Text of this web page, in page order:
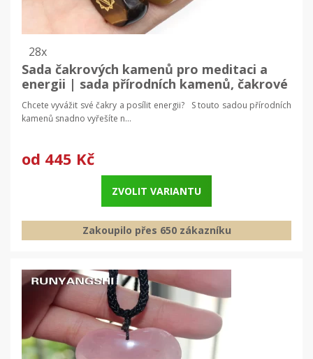
28x
Sada čakrových kamenů pro meditaci a
energii | sada přírodních kamenů, čakrové
kameny
Chcete vyvážit své čakry a posílit energii? S touto sadou přírodních
kamenů snadno vyřešíte n...
od 445 Kč
ZVOLIT VARIANTU
Zakoupilo přes 650 zákazníku